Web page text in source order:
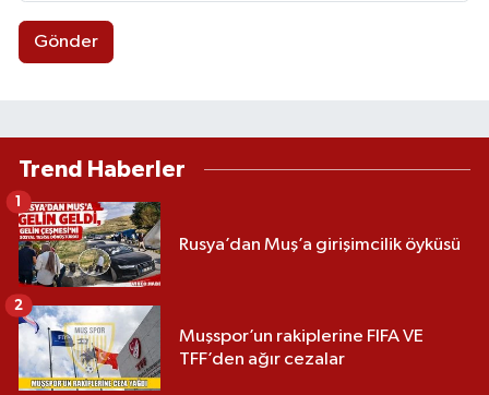
Gönder
Trend Haberler
Rusya’dan Muş’a girişimcilik öyküsü
1
Muşspor’un rakiplerine FIFA VE
TFF’den ağır cezalar
2